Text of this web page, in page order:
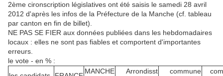
2ème cironscription législatives ont été saisis le samedi 28 avril
2012 d'après les infos de la Préfecture de la Manche (cf. tableau
par canton en fin de billet).
NE PAS SE FIER aux données publiées dans les hebdomadaires
locaux : elles ne sont pas fiables et comportent d'importantes
erreurs.
le vote - en % :
MANCHE
Arrondisst
commune